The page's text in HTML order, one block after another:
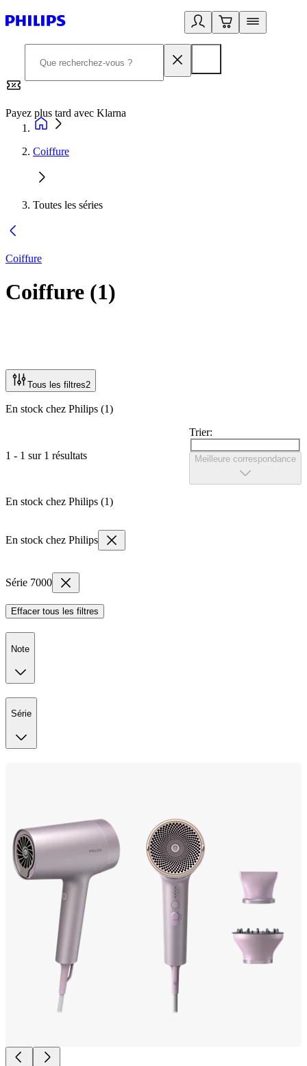
Payez plus tard avec Klarna
Coiffure
Toutes les séries
Coiffure
Coiffure (1)
Tous les filtres2
En stock chez Philips (1)
1 - 1 sur 1 résultats
Trier:
Meilleure correspondance
En stock chez Philips (1)
En stock chez Philips
Série 7000
Effacer tous les filtres
Note
Série